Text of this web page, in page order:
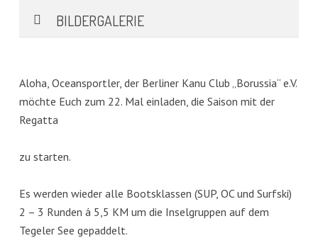
BILDERGALERIE
Aloha, Oceansportler, der Berliner Kanu Club „Borussia“ e.V.
möchte Euch zum 22. Mal einladen, die Saison mit der
Regatta
zu starten.
Es werden wieder alle Bootsklassen (SUP, OC und Surfski)
2 – 3 Runden á 5,5 KM um die Inselgruppen auf dem
Tegeler See gepaddelt.